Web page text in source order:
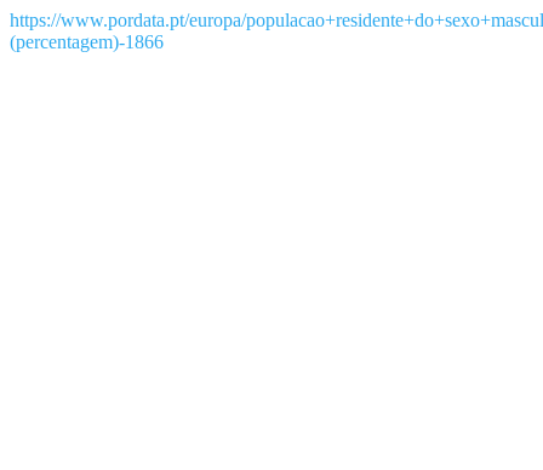
https://www.pordata.pt/europa/
(percentagem)-1866